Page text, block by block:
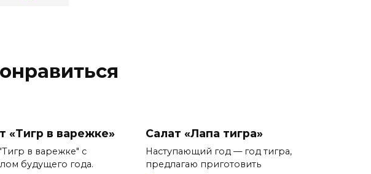
«Тигр в варежке»
в варежке" с
будущего года.
Салат «Лапа тигра»
Наступающий год — год тигра,
предлагаю приготовить